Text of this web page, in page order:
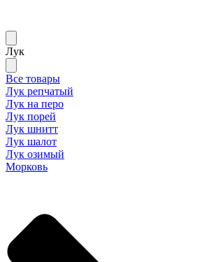
Лук
Все товары
Лук репчатый
Лук на перо
Лук порей
Лук шнитт
Лук шалот
Лук озимый
Морковь